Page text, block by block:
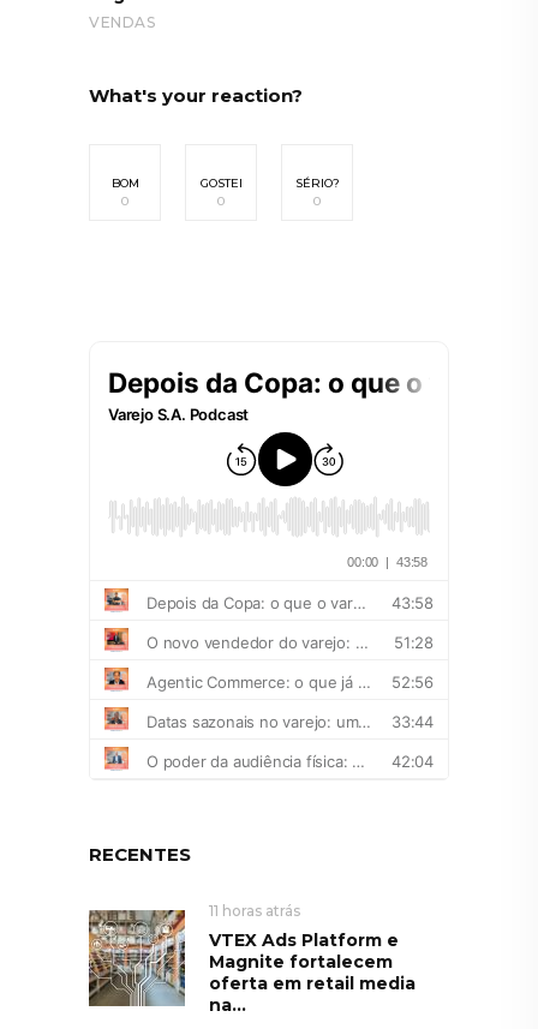
VENDAS
What's your reaction?
BOM
0
GOSTEI
0
SÉRIO?
0
RECENTES
11 horas atrás
VTEX Ads Platform e
Magnite fortalecem
oferta em retail media
na...